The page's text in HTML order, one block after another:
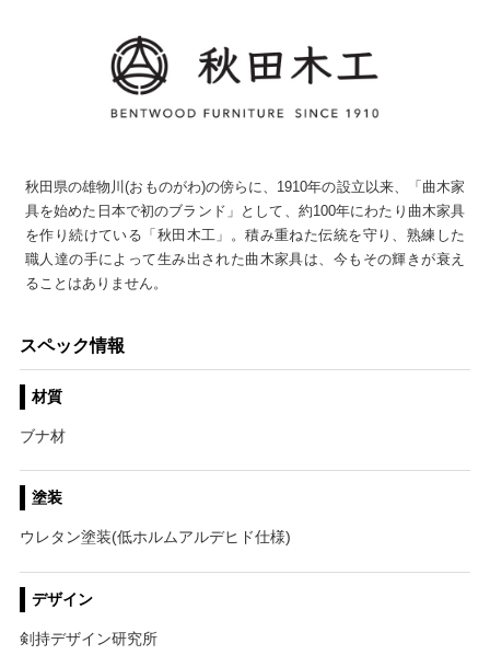
秋田県の雄物川(おものがわ)の傍らに、1910年の設立以来、「曲木家
具を始めた日本で初のブランド」として、約100年にわたり曲木家具
を作り続けている「秋田木工」。積み重ねた伝統を守り、熟練した
職人達の手によって生み出された曲木家具は、今もその輝きが衰え
ることはありません。
スペック情報
材質
ブナ材
塗装
ウレタン塗装(低ホルムアルデヒド仕様)
デザイン
剣持デザイン研究所